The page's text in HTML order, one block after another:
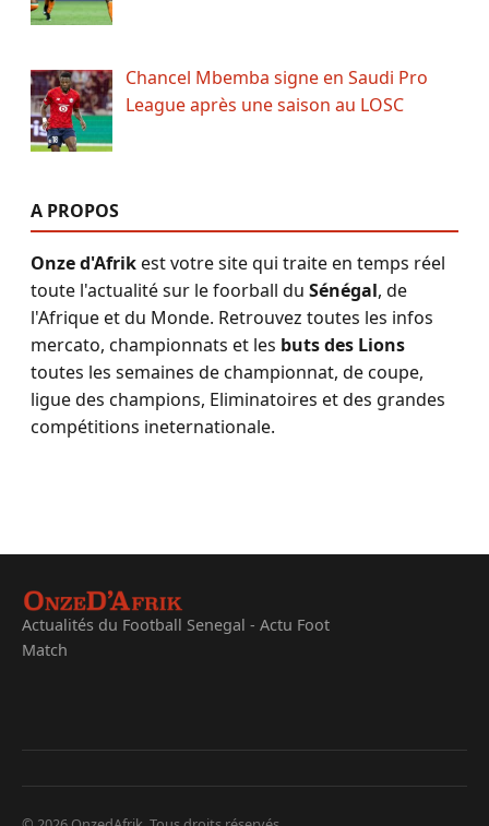
Chancel Mbemba signe en Saudi Pro
League après une saison au LOSC
A PROPOS
Onze d'Afrikest votre site qui traite en temps réel
toute l'actualité sur le foorball du Sénégal, de
l'Afrique et du Monde. Retrouvez toutes les infos
mercato, championnats et les buts des Lions
toutes les semaines de championnat, de coupe,
ligue des champions, Eliminatoires et des grandes
compétitions ineternationale.
Actualités du Football Senegal - Actu Foot
Match